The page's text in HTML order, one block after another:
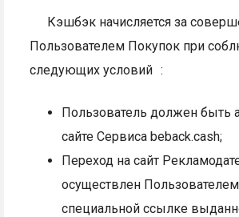
Кэшбэк начисляется за
Пользователем Покупок при
следующих условий :
Пользователь должен быть
сайте Сервиса beback.cash;
Переход на сайт
осуществлен
специальной ссылке